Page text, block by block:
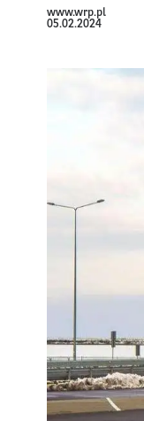
www.wrp.pl
05.02.2024